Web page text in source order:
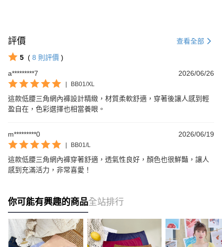
評價 查看全部
5 ( 8 則評價 )
a*********7
2026/06/26
BB01/XL
這款低腰三角網內褲設計精緻，材質柔軟舒適，穿著後讓人感到輕
盈自在，色彩選擇也相當養眼。
m*********0 2026/06/19
BB01/L
這款低腰三角網內褲穿著舒適，透氣性良好，顏色也很鮮豔，讓人
感到充滿活力，非常喜愛！
你可能有興趣的商品全站排行